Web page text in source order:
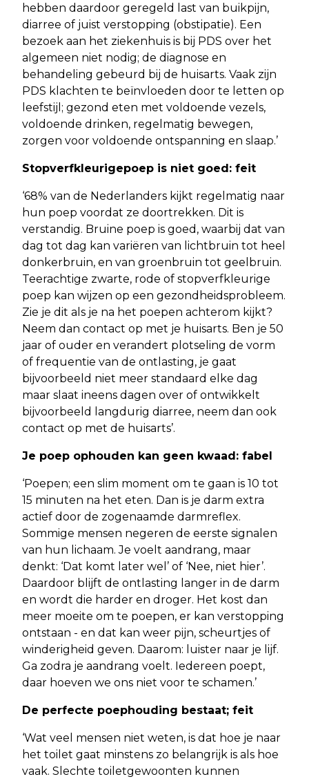
hebben daardoor geregeld last van buikpijn,
diarree of juist verstopping (obstipatie). Een
bezoek aan het ziekenhuis is bij PDS over het
algemeen niet nodig; de diagnose en
behandeling gebeurd bij de huisarts. Vaak zijn
PDS klachten te beïnvloeden door te letten op
leefstijl; gezond eten met voldoende vezels,
voldoende drinken, regelmatig bewegen,
zorgen voor voldoende ontspanning en slaap.’
Stopverfkleurigepoep is niet goed: feit
‘68% van de Nederlanders kijkt regelmatig naar
hun poep voordat ze doortrekken. Dit is
verstandig. Bruine poep is goed, waarbij dat van
dag tot dag kan variëren van lichtbruin tot heel
donkerbruin, en van groenbruin tot geelbruin.
Teerachtige zwarte, rode of stopverfkleurige
poep kan wijzen op een gezondheidsprobleem.
Zie je dit als je na het poepen achterom kijkt?
Neem dan contact op met je huisarts. Ben je 50
jaar of ouder en verandert plotseling de vorm
of frequentie van de ontlasting, je gaat
bijvoorbeeld niet meer standaard elke dag
maar slaat ineens dagen over of ontwikkelt
bijvoorbeeld langdurig diarree, neem dan ook
contact op met de huisarts’.
Je poep ophouden kan geen kwaad: fabel
‘Poepen; een slim moment om te gaan is 10 tot
15 minuten na het eten. Dan is je darm extra
actief door de zogenaamde darmreflex.
Sommige mensen negeren de eerste signalen
van hun lichaam. Je voelt aandrang, maar
denkt: ‘Dat komt later wel’ of ‘Nee, niet hier’.
Daardoor blijft de ontlasting langer in de darm
en wordt die harder en droger. Het kost dan
meer moeite om te poepen, er kan verstopping
ontstaan - en dat kan weer pijn, scheurtjes of
winderigheid geven. Daarom: luister naar je lijf.
Ga zodra je aandrang voelt. Iedereen poept,
daar hoeven we ons niet voor te schamen.’
De perfecte poephouding bestaat; feit
‘Wat veel mensen niet weten, is dat hoe je naar
het toilet gaat minstens zo belangrijk is als hoe
vaak. Slechte toiletgewoonten kunnen